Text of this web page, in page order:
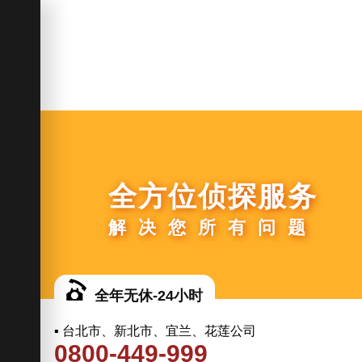
全方位侦探服务
解决您所有问题
全年无休-24小时
▪ 台北市、新北市、宜兰、花莲公司
0800-449-999